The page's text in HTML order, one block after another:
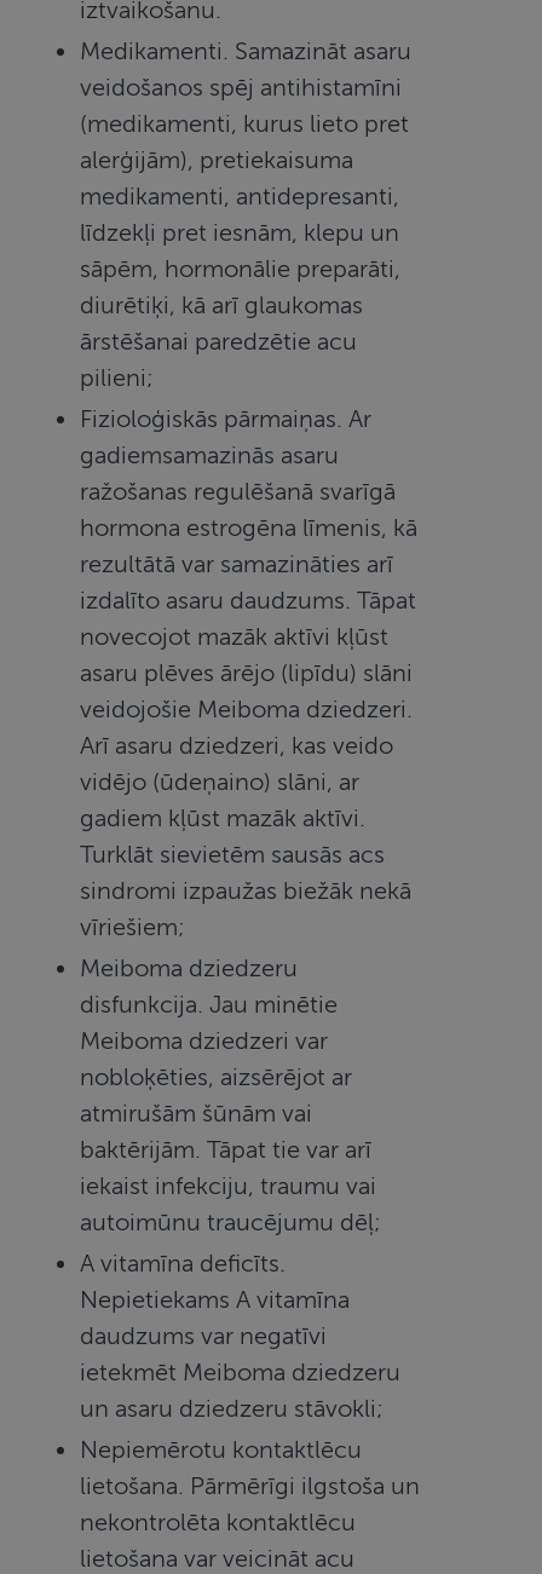
iztvaikošanu.
Medikamenti. Samazināt asaru
veidošanos spēj antihistamīni
(medikamenti, kurus lieto pret
alerģijām), pretiekaisuma
medikamenti, antidepresanti,
līdzekļi pret iesnām, klepu un
sāpēm, hormonālie preparāti,
diurētiķi, kā arī glaukomas
ārstēšanai paredzētie acu
pilieni;
Fizioloģiskās pārmaiņas. Ar
gadiemsamazinās asaru
ražošanas regulēšanā svarīgā
hormona estrogēna līmenis, kā
rezultātā var samazināties arī
izdalīto asaru daudzums. Tāpat
novecojot mazāk aktīvi kļūst
asaru plēves ārējo (lipīdu) slāni
veidojošie Meiboma dziedzeri.
Arī asaru dziedzeri, kas veido
vidējo (ūdeņaino) slāni, ar
gadiem kļūst mazāk aktīvi.
Turklāt sievietēm sausās acs
sindromi izpaužas biežāk nekā
vīriešiem;
Meiboma dziedzeru
disfunkcija. Jau minētie
Meiboma dziedzeri var
nobloķēties, aizsērējot ar
atmirušām šūnām vai
baktērijām. Tāpat tie var arī
iekaist infekciju, traumu vai
autoimūnu traucējumu dēļ;
A vitamīna deficīts.
Nepietiekams A vitamīna
daudzums var negatīvi
ietekmēt Meiboma dziedzeru
un asaru dziedzeru stāvokli;
Nepiemērotu kontaktlēcu
lietošana. Pārmērīgi ilgstoša un
nekontrolēta kontaktlēcu
lietošana var veicināt acu